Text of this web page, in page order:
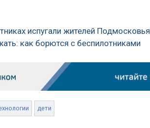
испугали жителей Подмосковья
как борются с беспилотниками
дети